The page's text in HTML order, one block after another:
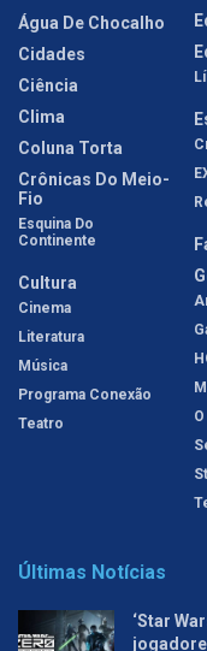
Água De Chocalho
Cidades
Ciência
Clima
Coluna Torta
Crônicas Do Meio-
Fio
Esquina Do
Continente
Cultura
Cinema
Literatura
Música
Programa Conexão
Teatro
Últimas Notícias
‘Star